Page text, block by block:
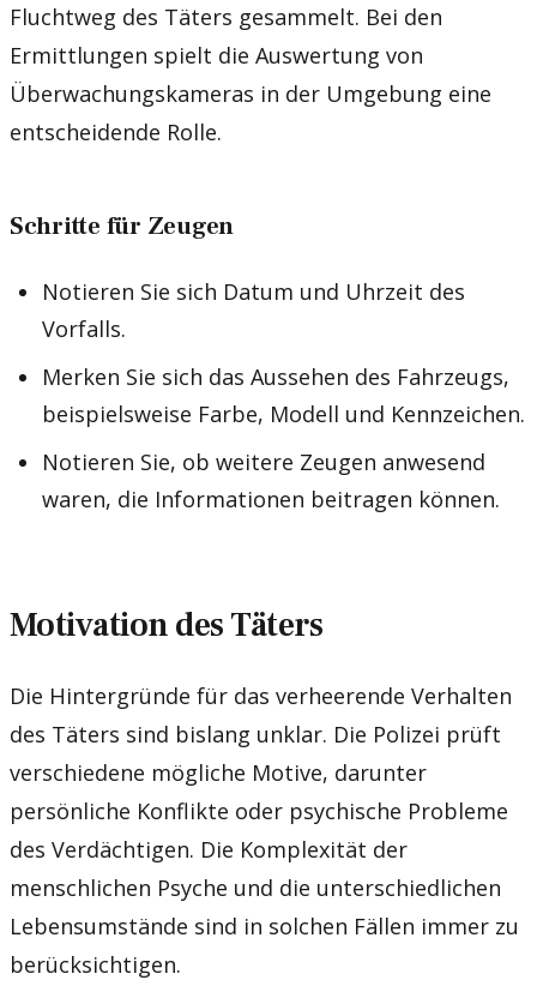
Fluchtweg des Täters gesammelt. Bei den
Ermittlungen spielt die Auswertung von
Überwachungskameras in der Umgebung eine
entscheidende Rolle.
Schritte für Zeugen
Notieren Sie sich Datum und Uhrzeit des
Vorfalls.
Merken Sie sich das Aussehen des Fahrzeugs,
beispielsweise Farbe, Modell und Kennzeichen.
Notieren Sie, ob weitere Zeugen anwesend
waren, die Informationen beitragen können.
Motivation des Täters
Die Hintergründe für das verheerende Verhalten
des Täters sind bislang unklar. Die Polizei prüft
verschiedene mögliche Motive, darunter
persönliche Konflikte oder psychische Probleme
des Verdächtigen. Die Komplexität der
menschlichen Psyche und die unterschiedlichen
Lebensumstände sind in solchen Fällen immer zu
berücksichtigen.